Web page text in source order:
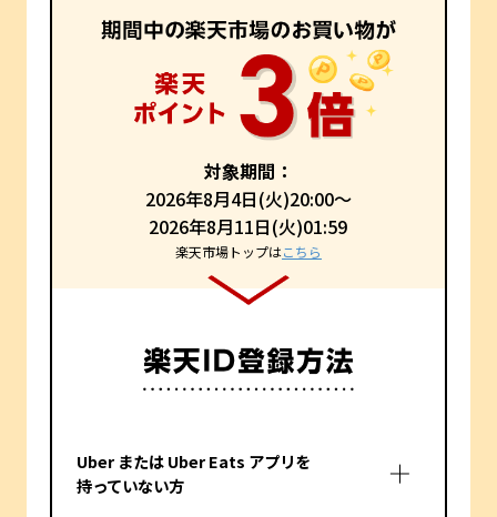
対象期間：
2026年8月4日(火)20:00～
2026年8月11日(火)01:59
楽天市場トップはこちら
Uber または Uber Eats アプリを
持っていない方